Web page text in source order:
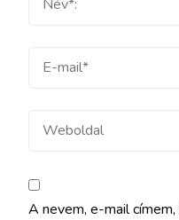
E-
Weboldal
A nevem, e-mail